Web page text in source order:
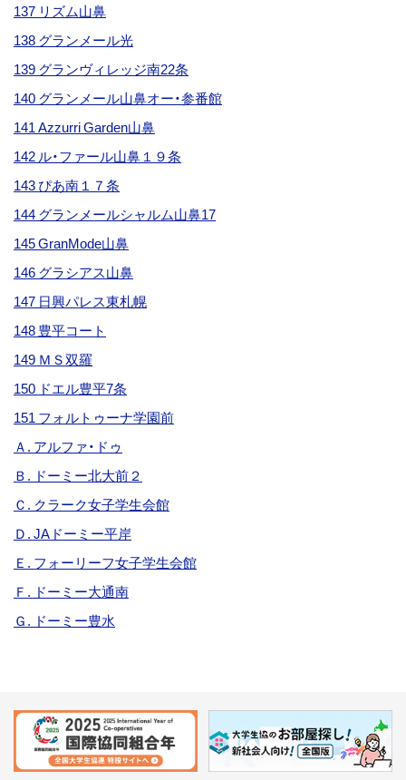
137 リズム山鼻
138 グランメール光
139 グランヴィレッジ南22条
140 グランメール山鼻オー・参番館
141 Azzurri Garden山鼻
142 ル・ファール山鼻１９条
143 ぴあ南１７条
144 グランメールシャルム山鼻17
145 GranMode山鼻
146 グラシアス山鼻
147 日興パレス東札幌
148 豊平コート
149 ＭＳ双羅
150 ドエル豊平7条
151 フォルトゥーナ学園前
Ａ. アルファ・ドゥ
Ｂ. ドーミー北大前２
Ｃ. クラーク女子学生会館
Ｄ. JAドーミー平岸
Ｅ. フォーリーフ女子学生会館
Ｆ. ドーミー大通南
Ｇ. ドーミー豊水